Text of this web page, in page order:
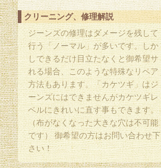
クリーニング、修理解説
ジーンズの修理はダメージを残して
行う「ノーマル」が多いです。しか
しできるだけ目立たなくと御希望サ
れる場合、このような特殊なリペア
方法もあります。「カケツギ」はジ
ーンズにはできませんがカケツギレ
ベルにきれいに直す事もできます。
（布がなくなった大きな穴は不可能
です） 御希望の方はお問い合わせ下
さい！